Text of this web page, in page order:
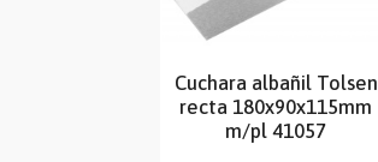
Cuchara albañil Tolsen
recta 180x90x115mm
m/pl 41057